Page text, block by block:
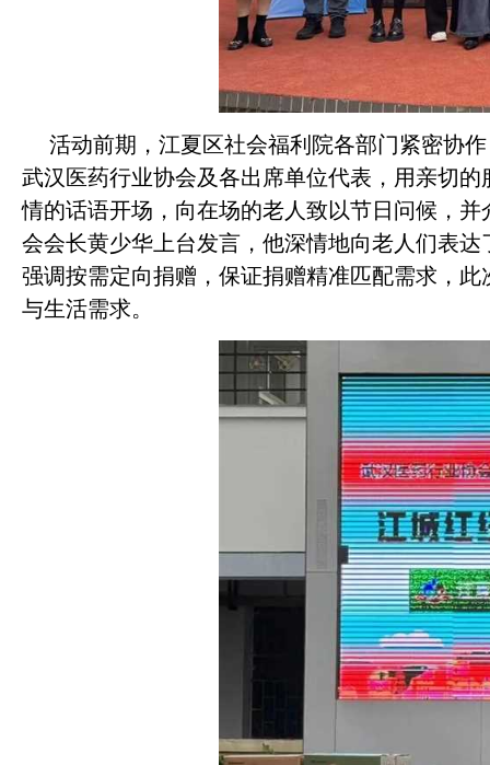
活动前期，江夏区社会福利院各部门紧密协
武汉医药行业协会及各出席单位代表，用亲切
情的话语开场，向在场的老人致以节日问候，
会会长黄少华上台发言，他深情地向老人们表
强调按需定向捐赠，保证捐赠精准匹配需求，
与生活需求。